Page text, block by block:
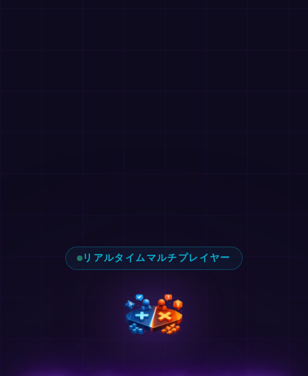
リアルタイムマルチプレイヤー